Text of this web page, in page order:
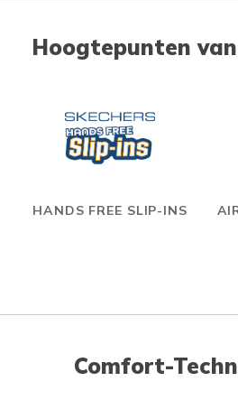
Hoogtepunten
HANDS FREE SLIP-INS
Comfort-